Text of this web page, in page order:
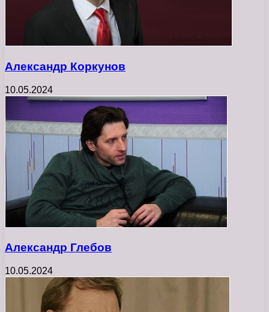
Александр Коркунов
10.05.2024
Александр Глебов
10.05.2024